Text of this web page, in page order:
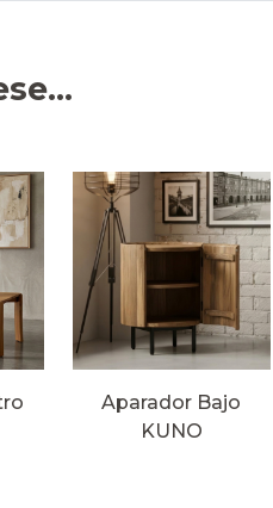
Aparador Bajo
KUNO